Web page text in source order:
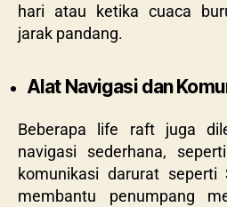
hari atau ketika cuaca
jarak pandang.
Alat Navigasi dan
Beberapa life raft juga
navigasi sederhana,
komunikasi darurat seperti
membantu penumpang